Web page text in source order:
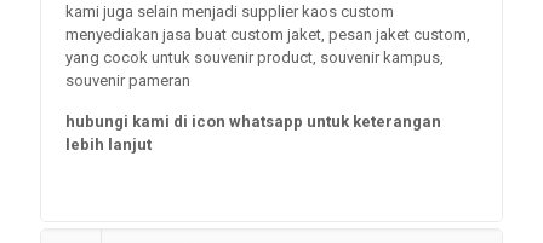
kami juga selain menjadi supplier kaos custom
menyediakan jasa buat custom jaket, pesan jaket custom,
yang cocok untuk souvenir product, souvenir kampus,
souvenir pameran
hubungi kami di icon whatsapp untuk keterangan
lebih lanjut